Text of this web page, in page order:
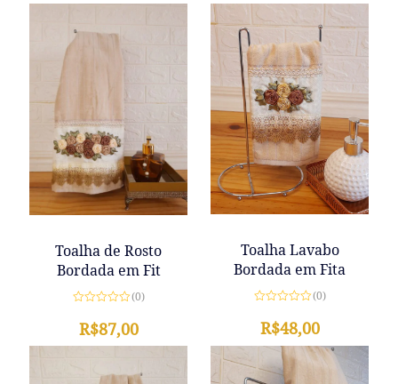
Toalha de Rosto
Bordada em Fit
de
5
(0)
R$87,00
Toalha Lavabo
Bordada em Fita
de
(0)
R$48,00